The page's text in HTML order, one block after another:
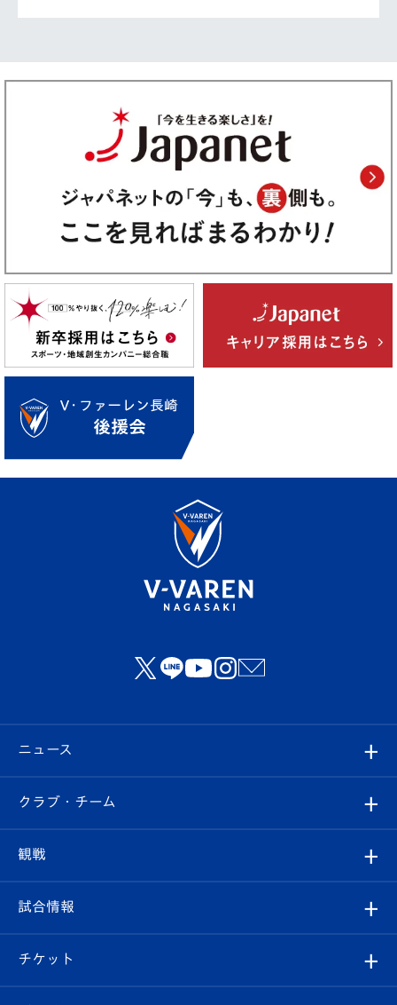
ニュース
すべて
クラブ
試合情報
クラブ・チーム
クラブ概要
エンブレム紹介
観戦
観戦ルール
はじめての観戦ガイド
試合情報
試合日程/結果
チケット